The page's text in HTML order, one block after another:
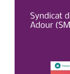
Syndicat
Adour